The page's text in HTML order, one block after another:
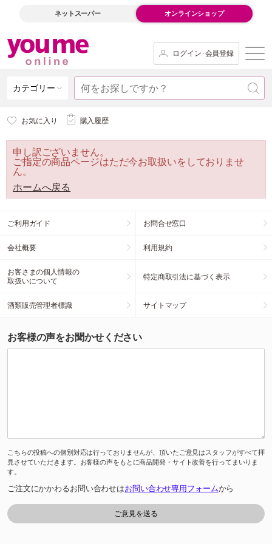
ネットスーパー オンラインショップ
ログイン･会員登録
カテゴリー
お気に入り 購入履歴
申し訳ございません。
ご指定の商品ページはただ今お取扱いをしておりませ
ん。
ホームへ戻る
ご利用ガイド お問合せ窓口
会社概要 利用規約
お客さまの個人情報の
取扱いについて
特定商取引法に基づく表示
酒類販売管理者標識 サイトマップ
お客様の声をお聞かせください
こちらの投稿への個別対応は行っておりませんが、頂いたご意見はスタッフがすべて拝
見させていただきます。お客様の声をもとに商品開発・サイト改善を行ってまいりま
す。
ご注文にかかわるお問い合わせはお問い合わせ専用フォームから